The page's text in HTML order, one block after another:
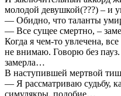
молодой девушкой(???) – и
— Обидно, что таланты
— Все сущее смертно, –
Когда я чем-то увлечена,
не внимаю. Говорю без
замерла…
В наступившей мертвой
— Я рассматриваю судьбу,
симулякры, подобие…